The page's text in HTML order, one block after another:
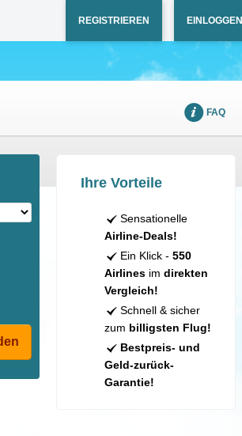
REGISTRIEREN EINLOGGEN
FAQ
Ihre Vorteile
Sensationelle
Airline-Deals!
Ein Klick - 550
Airlinesim direkten
Vergleich!
Schnell & sicher
zum billigsten Flug!
Bestpreis- und
Geld-zurück-
Garantie!